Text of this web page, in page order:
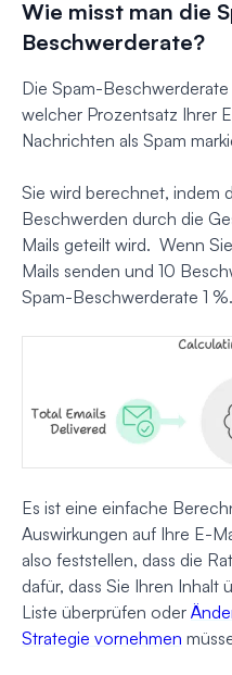
Wie misst man die
Beschwerderate?
Die Spam-
welcher Prozentsatz Ihrer
Nachrichten als Spam
Sie wird berechnet, indem
Beschwerden durch die
Mails geteilt wird. Wenn
Mails senden und 10
Spam-Beschwerderate 1 %.
Es ist eine einfache
Auswirkungen auf Ihre E-
also feststellen, dass die
dafür, dass Sie Ihren Inhalt
Liste überprüfen oder
Strategie vornehmen